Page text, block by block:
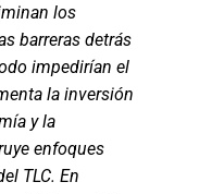
los
barreras detrás
impedirían el
la inversión
y la
enfoques
TLC. En